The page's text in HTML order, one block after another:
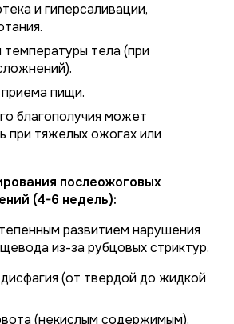
и гиперсаливации,
тела (при
пищи.
благополучия может
при тяжелых ожогах или
послеожоговых
(4-6 недель):
развитием нарушения
из-за рубцовых стриктур.
(от твердой до жидкой
(некислым содержимым).